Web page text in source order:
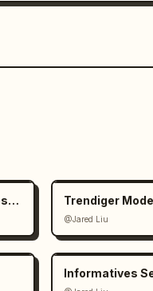
Lustiges, lehrreiches Wissenschaftsmesse-Poster für Kinder Trendiger
@Jared Liu
Informatives